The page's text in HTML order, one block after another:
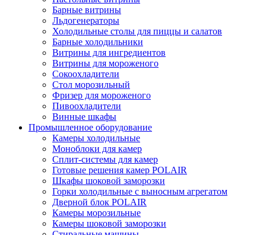
Барные витрины
Льдогенераторы
Холодильные столы для пиццы и салатов
Барные холодильники
Витрины для ингредиентов
Витрины для мороженого
Сокоохладители
Стол морозильный
Фризер для мороженого
Пивоохладители
Винные шкафы
Промышленное оборудование
Камеры холодильные
Моноблоки для камер
Сплит-системы для камер
Готовые решения камер POLAIR
Шкафы шоковой заморозки
Горки холодильные с выносным агрегатом
Дверной блок POLAIR
Камеры морозильные
Камеры шоковой заморозки